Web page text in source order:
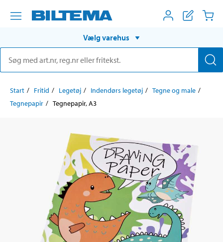
Vælg varehus
Start Fritid Legetøj Indendørs legetøj
Tegne og male
Tegnepapir
Tegnepapir, A3